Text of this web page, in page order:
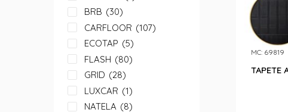
BRB (30)
CARFLOOR (107)
ECOTAP (5)
FLASH (80)
GRID (28)
LUXCAR (1)
NATELA (8)
TAPETE
MC: 69819